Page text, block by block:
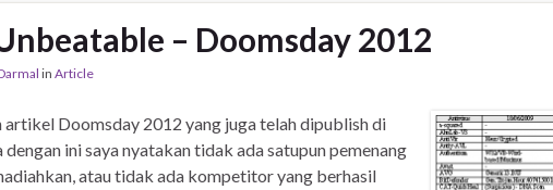
– Doomsday 2012
in Article
artikel Doomsday 2012 yang juga telah dipublish di
ini saya nyatakan tidak ada satupun pemenang
atau tidak ada kompetitor yang berhasil